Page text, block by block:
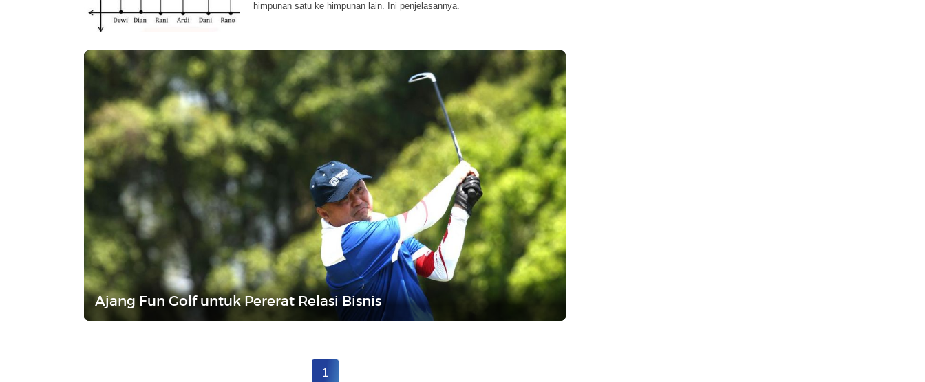
himpunan satu ke himpunan lain. Ini penjelasannya.
Ajang Fun Golf untuk Pererat Relasi Bisnis
1